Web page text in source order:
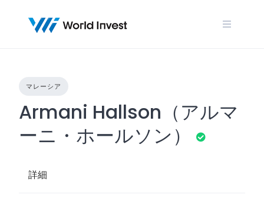
マレーシア
Armani Hallson（アルマ
ーニ・ホールソン）
詳細